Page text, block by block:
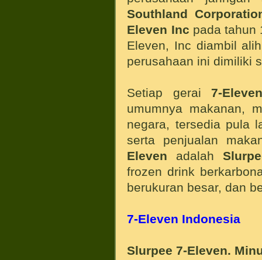
Southland
Eleven Inc pada tahun
Eleven, Inc diambil
perusahaan ini dimiliki
Setiap gerai 7-
umumnya makanan,
negara, tersedia pula
serta penjualan
Eleven adalah
frozen drink
berukuran besar, dan
7-Eleven Indonesia
Slurpee 7-Eleven.